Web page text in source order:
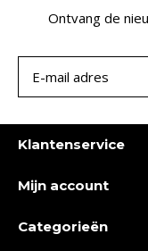
Ontvang de
Klantenservice
Mijn account
Categorieën